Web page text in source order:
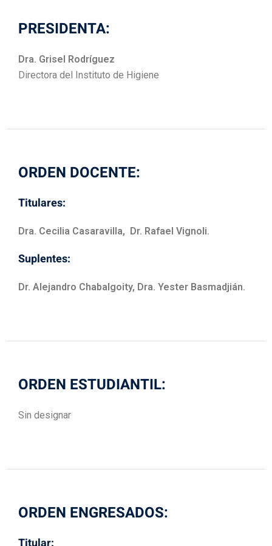
PRESIDENTA:
Dra. Grisel Rodríguez
Directora del Instituto de Higiene
ORDEN DOCENTE:
Titulares:
Dra. Cecilia Casaravilla, Dr. Rafael Vignoli.
Suplentes:
Dr. Alejandro Chabalgoity, Dra. Yester Basmadjián.
ORDEN ESTUDIANTIL:
Sin designar
ORDEN ENGRESADOS: